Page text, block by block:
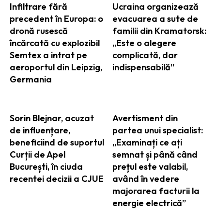
Infiltrare fără
precedent în Europa: o
dronă rusescă
încărcată cu explozibil
Semtex a intrat pe
aeroportul din Leipzig,
Germania
Ucraina organizează
evacuarea a sute de
familii din Kramatorsk:
„Este o alegere
complicată, dar
indispensabilă”
Sorin Blejnar, acuzat
de influențare,
beneficiind de suportul
Curții de Apel
București, în ciuda
recentei decizii a CJUE
Avertisment din
partea unui specialist:
„Examinați ce ați
semnat și până când
prețul este valabil,
având în vedere
majorarea facturii la
energie electrică”